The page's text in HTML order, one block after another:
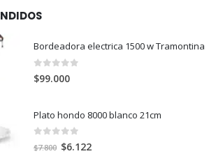
Bordeadora electrica 1500 w Tramontina
0 out of 5
$99.000
Plato hondo 8000 blanco 21cm
out of 5
$7.800 El
$6.122El